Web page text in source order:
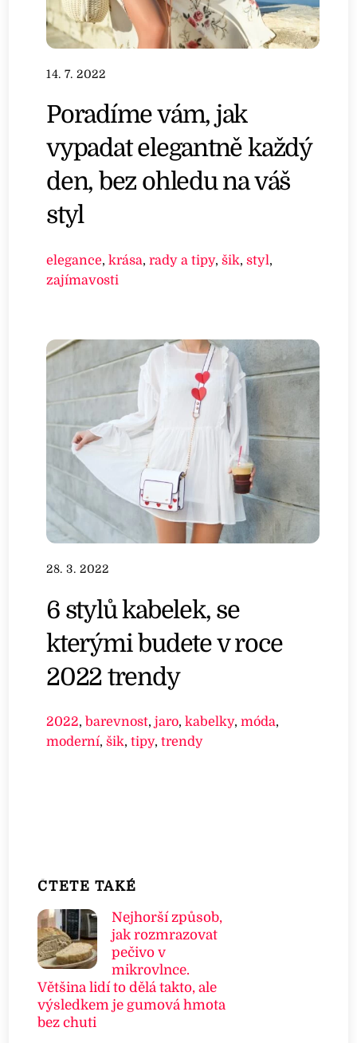
14. 7. 2022
Poradíme vám, jak
vypadat elegantně každý
den, bez ohledu na váš
styl
elegance,krása,rady a tipy,šik,styl,
zajímavosti
28. 3. 2022
6 stylů kabelek, se
kterými budete v roce
2022 trendy
2022,barevnost,jaro,kabelky,móda,
moderní,šik,tipy,trendy
ČTETE TAKÉ
Nejhorší způsob,
jak rozmrazovat
pečivo v
mikrovlnce.
Většina lidí to dělá takto, ale
výsledkem je gumová hmota
bez chuti